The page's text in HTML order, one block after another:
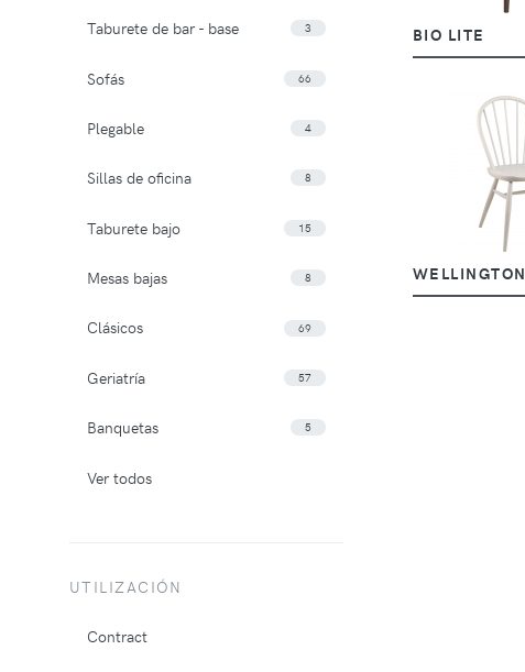
BIO LITE
WELLINGTON
Taburete de bar - base 3
Sofás 66
Plegable 4
Sillas de oficina 8
Taburete bajo 15
Mesas bajas 8
Clásicos 69
Geriatría 57
Banquetas 5
Ver todos
UTILIZACIÓN
Contract